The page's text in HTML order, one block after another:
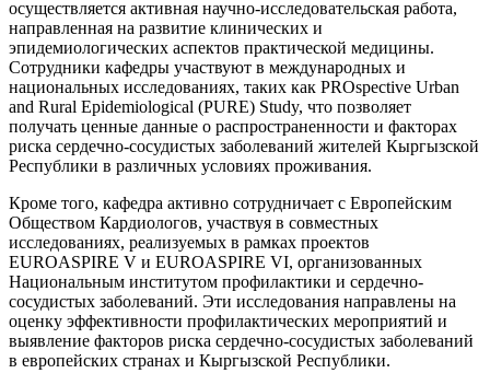
осуществляется активная научно-исследовательская работа,
направленная на развитие клинических и
эпидемиологических аспектов практической медицины.
Сотрудники кафедры участвуют в международных и
национальных исследованиях, таких как PROspective Urban
and Rural Epidemiological (PURE) Study, что позволяет
получать ценные данные о распространенности и факторах
риска сердечно-сосудистых заболеваний жителей Кыргызской
Республики в различных условиях проживания.
Кроме того, кафедра активно сотрудничает с Европейским
Обществом Кардиологов, участвуя в совместных
исследованиях, реализуемых в рамках проектов
EUROASPIRE V и EUROASPIRE VI, организованных
Национальным институтом профилактики и сердечно-
сосудистых заболеваний. Эти исследования направлены на
оценку эффективности профилактических мероприятий и
выявление факторов риска сердечно-сосудистых заболеваний
в европейских странах и Кыргызской Республики.